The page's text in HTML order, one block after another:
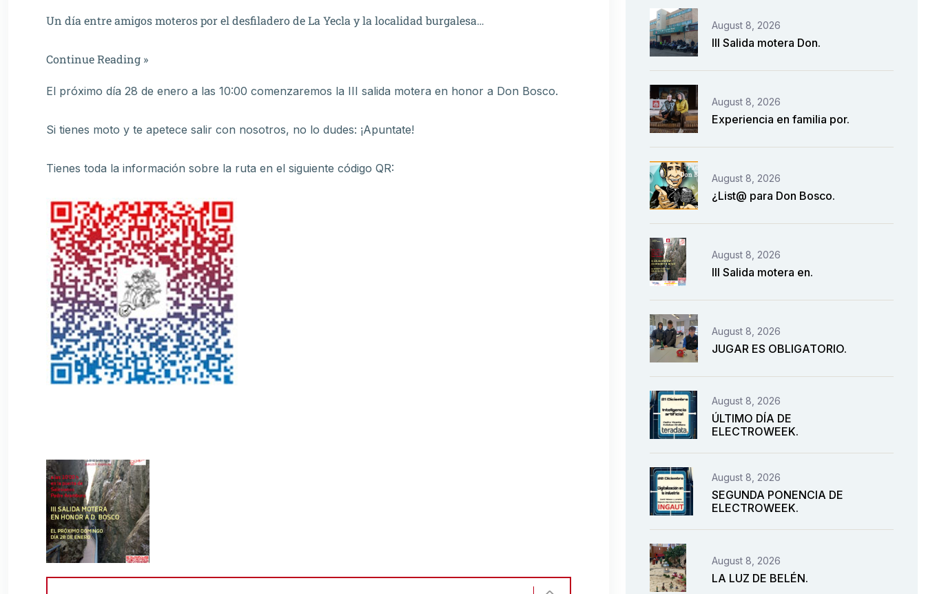
Un día entre amigos moteros por el desfiladero de La Yecla y la localidad burgalesa…
Continue Reading »
El próximo día 28 de enero a las 10:00 comenzaremos la III salida motera en honor a Don Bosco.
Si tienes moto y te apetece salir con nosotros, no lo dudes: ¡Apuntate!
Tienes toda la información sobre la ruta en el siguiente código QR:
August 8, 2026
III Salida motera Don.
August 8, 2026
Experiencia en familia por.
August 8, 2026
¿List@ para Don Bosco.
August 8, 2026
III Salida motera en.
August 8, 2026
JUGAR ES OBLIGATORIO.
August 8, 2026
ÚLTIMO DÍA DE
ELECTROWEEK.
August 8, 2026
SEGUNDA PONENCIA DE
ELECTROWEEK.
August 8, 2026
LA LUZ DE BELÉN.